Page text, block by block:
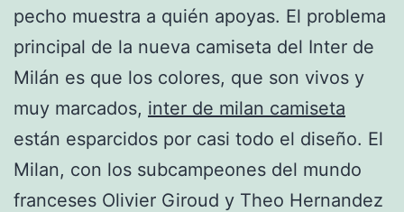
pecho muestra a quién apoyas. El problema
principal de la nueva camiseta del Inter de
Milán es que los colores, que son vivos y
muy marcados, inter de milan camiseta
están esparcidos por casi todo el diseño. El
Milan, con los subcampeones del mundo
franceses Olivier Giroud y Theo Hernandez